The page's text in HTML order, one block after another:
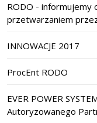
RODO - informujemy
przetwarzaniem
INNOWACJE 2017
ProcEnt RODO
EVER POWER
Autoryzowanego